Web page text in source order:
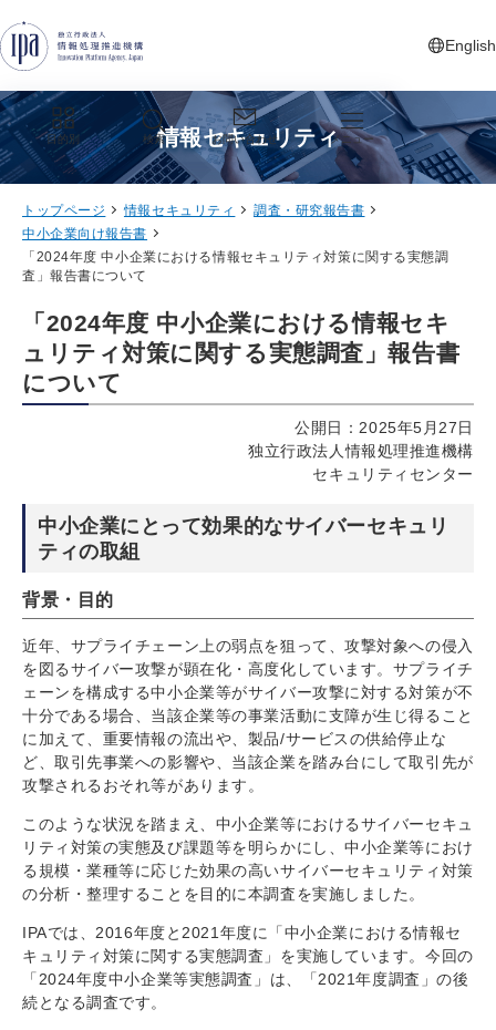
English
新しいタ
目的別 検索 お問い合わせ メニュー
情報セキュリティ
トップページ 情報セキュリティ
調査・研究報告書
中小企業向け報告書
「2024年度 中小企業における情報セキュリティ対策に関する実態調
査」報告書について
「2024年度 中小企業における情報セキ
ュリティ対策に関する実態調査」報告書
について
公開日：2025年5月27日
独立行政法人情報処理推進機構
セキュリティセンター
中小企業にとって効果的なサイバーセキュリ
ティの取組
背景・目的
近年、サプライチェーン上の弱点を狙って、攻撃対象への侵入
を図るサイバー攻撃が顕在化・高度化しています。サプライチ
ェーンを構成する中小企業等がサイバー攻撃に対する対策が不
十分である場合、当該企業等の事業活動に支障が生じ得ること
に加えて、重要情報の流出や、製品/サービスの供給停止な
ど、取引先事業への影響や、当該企業を踏み台にして取引先が
攻撃されるおそれ等があります。
このような状況を踏まえ、中小企業等におけるサイバーセキュ
リティ対策の実態及び課題等を明らかにし、中小企業等におけ
る規模・業種等に応じた効果の高いサイバーセキュリティ対策
の分析・整理することを目的に本調査を実施しました。
IPAでは、2016年度と2021年度に「中小企業における情報セ
キュリティ対策に関する実態調査」を実施しています。今回の
「2024年度中小企業等実態調査」は、「2021年度調査」の後
続となる調査です。